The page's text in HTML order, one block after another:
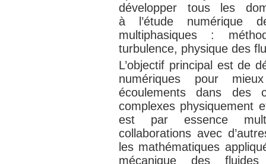
développer tous les
à l’étude numérique
multiphasiques :
turbulence, physique des
L’objectif principal est de
numériques pour
écoulements dans des
complexes physiquement
est par essence
collaborations avec
les mathématiques
mécanique des